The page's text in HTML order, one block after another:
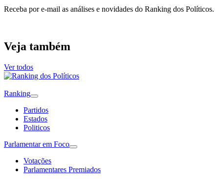
Receba por e-mail as análises e novidades do Ranking dos Políticos.
Veja também
Ver todos
Ranking
Partidos
Estados
Politicos
Parlamentar em Foco
Votações
Parlamentares Premiados